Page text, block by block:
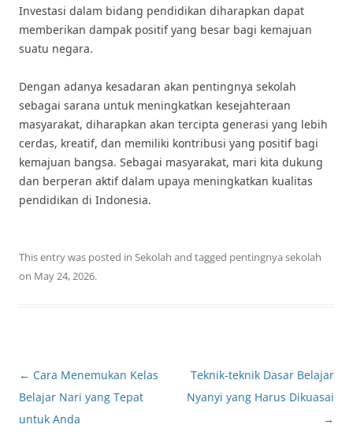
Investasi dalam bidang pendidikan diharapkan dapat
memberikan dampak positif yang besar bagi kemajuan
suatu negara.
Dengan adanya kesadaran akan pentingnya sekolah
sebagai sarana untuk meningkatkan kesejahteraan
masyarakat, diharapkan akan tercipta generasi yang lebih
cerdas, kreatif, dan memiliki kontribusi yang positif bagi
kemajuan bangsa. Sebagai masyarakat, mari kita dukung
dan berperan aktif dalam upaya meningkatkan kualitas
pendidikan di Indonesia.
This entry was posted in Sekolah and tagged pentingnya sekolah
on May 24, 2026.
Post
navigation
← Cara Menemukan Kelas
Belajar Nari yang Tepat
untuk Anda
Teknik-teknik Dasar Belajar
Nyanyi yang Harus Dikuasai
→